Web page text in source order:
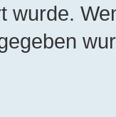
wurde.